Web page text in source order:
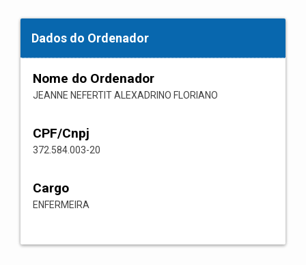
Dados do Ordenador
Nome do Ordenador
JEANNE NEFERTIT ALEXADRINO FLORIANO
CPF/Cnpj
372.584.003-20
Cargo
ENFERMEIRA